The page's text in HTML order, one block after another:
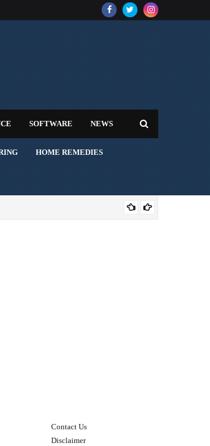
SOFTWARE NEWS
HOME REMEDIES
Contact Us
Disclaimer